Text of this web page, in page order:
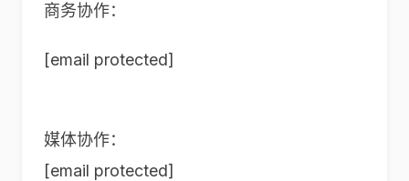
商务协作：
[email protected]
媒体协作：
[email protected]